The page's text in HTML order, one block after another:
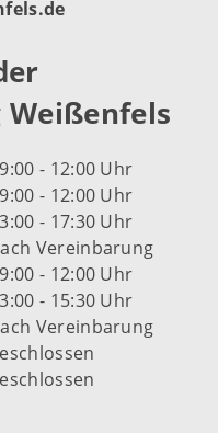
- 12:00 Uhr
- 12:00 Uhr
- 17:30 Uhr
Vereinbarung
- 12:00 Uhr
- 15:30 Uhr
Vereinbarung